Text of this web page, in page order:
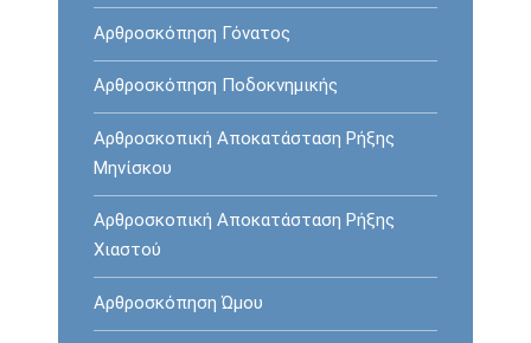
Αρθροσκόπηση Γόνατος
Αρθροσκόπηση Ποδοκνημικής
Αρθροσκοπική Αποκατάσταση Ρήξης
Μηνίσκου
Αρθροσκοπική Αποκατάσταση Ρήξης
Χιαστού
Αρθροσκόπηση Ώμου